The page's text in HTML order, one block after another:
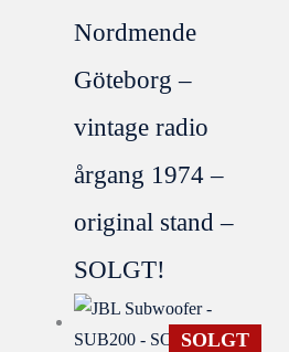
Nordmende
Göteborg –
vintage radio
årgang 1974 –
original stand –
SOLGT!
SOLGT